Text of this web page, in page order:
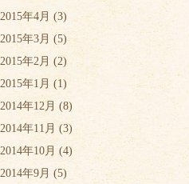
2015年4月 (3)
2015年3月 (5)
2015年2月 (2)
2015年1月(1)
2014年12月(8)
2014年11月 (3)
2014年10月 (4)
2014年9月 (5)